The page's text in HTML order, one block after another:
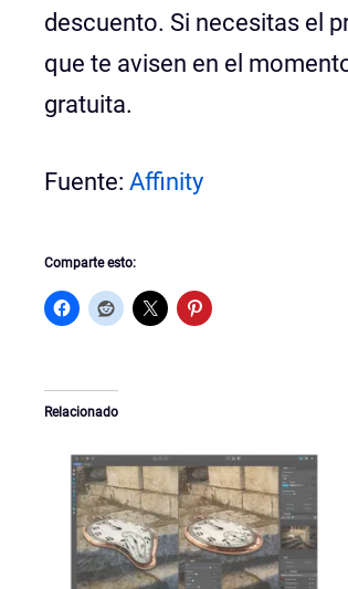
descuento. Si necesitas el
que te avisen en el
gratuita.
Fuente: Affinity
Comparte esto:
Relacionado